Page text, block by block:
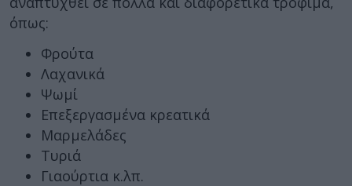
όπως:
Φρούτα
Λαχανικά
Ψωμί
Επεξεργασμένα κρεατικά
Μαρμελάδες
Τυριά
Γιαούρτια κ.λπ.